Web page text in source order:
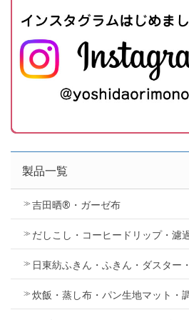
製品一覧
吉田晒®・ガーゼ布
だしこし・コーヒードリップ・濾
日東紡ふきん・ふきん・ダスター
炊飯・蒸し布・パン生地マット・